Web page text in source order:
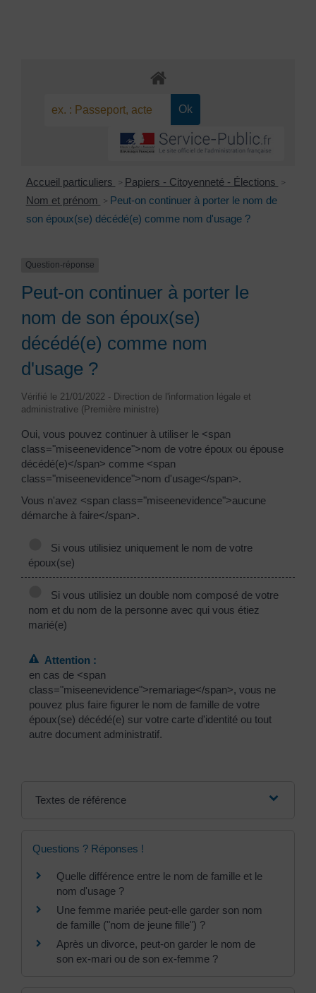
Accueil particuliers > Papiers - Citoyenneté - Élections >
Nom et prénom > Peut-on continuer à porter le nom de
son époux(se) décédé(e) comme nom d'usage ?
Question-réponse
Peut-on continuer à porter le
nom de son époux(se)
décédé(e) comme nom
d'usage ?
Vérifié le 21/01/2022 - Direction de l'information légale et
administrative (Première ministre)
Oui, vous pouvez continuer à utiliser le <span
class="miseenevidence">nom de votre époux ou épouse
décédé(e)</span> comme <span
class="miseenevidence">nom d'usage</span>.
Vous n'avez <span class="miseenevidence">aucune
démarche à faire</span>.
Si vous utilisiez uniquement le nom de votre
époux(se)
Si vous utilisiez un double nom composé de votre
nom et du nom de la personne avec qui vous étiez
marié(e)
Attention :
en cas de <span
class="miseenevidence">remariage</span>, vous ne
pouvez plus faire figurer le nom de famille de votre
époux(se) décédé(e) sur votre carte d'identité ou tout
autre document administratif.
Textes de référence
Questions ? Réponses !
Quelle différence entre le nom de famille et le
nom d'usage ?
Une femme mariée peut-elle garder son nom
de famille ("nom de jeune fille") ?
Après un divorce, peut-on garder le nom de
son ex-mari ou de son ex-femme ?